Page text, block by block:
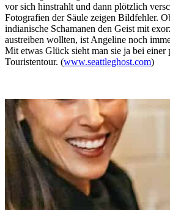
vor sich hinstrahlt und dann plötzlich
Fotografien der Säule zeigen Bildfehler.
indianische Schamanen den Geist mit
austreiben wollten, ist Angeline noch
Mit etwas Glück sieht man sie ja bei einer
Touristentour. (www.seattleghost.com)